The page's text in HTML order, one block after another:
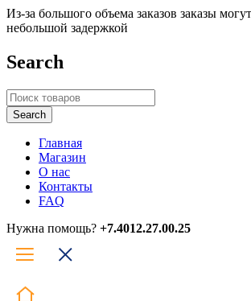
Из-за большого объема заказов заказы
небольшой задержкой
Search
Главная
Магазин
О нас
Контакты
FAQ
Нужна помощь? +7.4012.27.00.25